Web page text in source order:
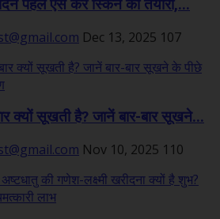
पहले ऐसे करें स्किन की तैयारी,...
Dec 13, 2025 107
क्यों सूखती है? जानें बार-बार सूखने...
Nov 10, 2025 110